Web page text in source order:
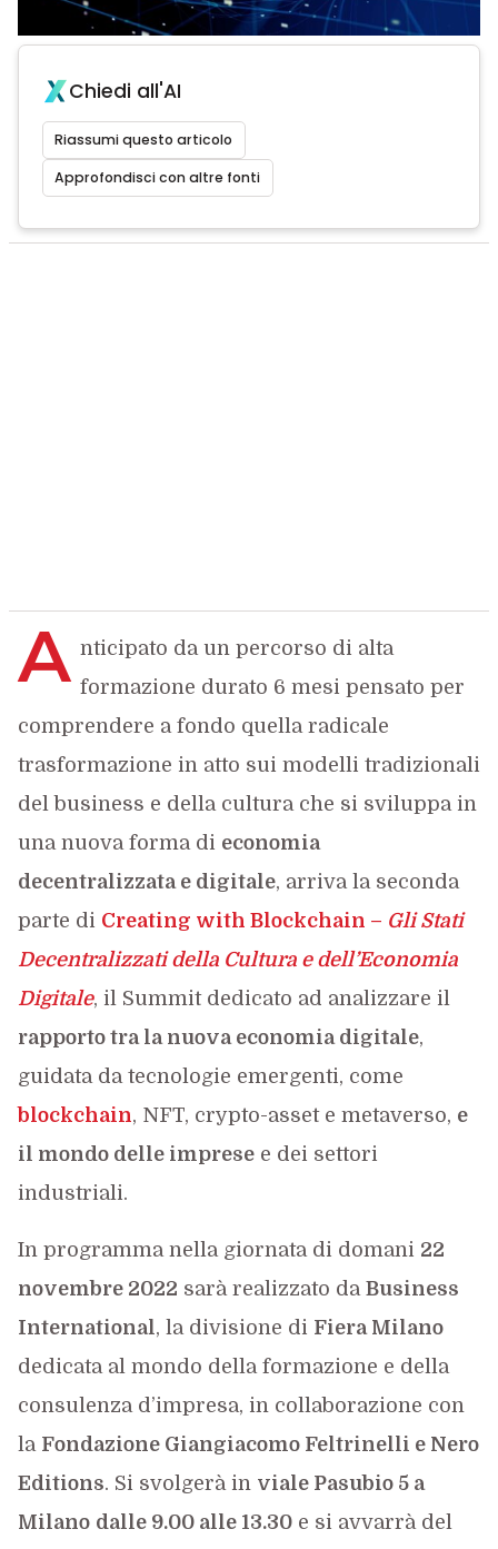
Chiedi all'AI
Riassumi questo articolo
Approfondisci con altre fonti
A nticipato da un percorso di alta
formazione durato 6 mesi pensato per
comprendere a fondo quella radicale
trasformazione in atto sui modelli tradizionali
del business e della cultura che si sviluppa in
una nuova forma di economia
decentralizzata e digitale, arriva la seconda
parte di Creating with Blockchain – Gli Stati
Decentralizzati della Cultura e dell’Economia
Digitale, il Summit dedicato ad analizzare il
rapporto tra la nuova economia digitale,
guidata da tecnologie emergenti, come
blockchain, NFT, crypto-asset e metaverso, e
il mondo delle impresee dei settori
industriali.
In programma nella giornata di domani 22
novembre 2022 sarà realizzato da Business
International, la divisione di Fiera Milano
dedicata al mondo della formazione e della
consulenza d’impresa, in collaborazione con
la Fondazione Giangiacomo Feltrinelli e Nero
Editions. Si svolgerà in viale Pasubio 5 a
Milano dalle 9.00 alle 13.30e si avvarrà del